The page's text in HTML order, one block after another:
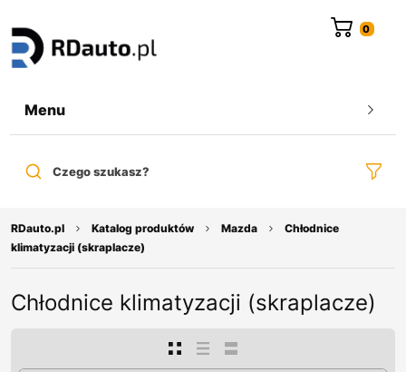
Menu
Czego szukasz?
RDauto.pl Katalog produktów Mazda
Chłodnice
klimatyzacji (skraplacze)
Chłodnice klimatyzacji (skraplacze)